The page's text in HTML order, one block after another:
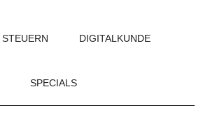
DIGITALKUNDE
SPECIALS